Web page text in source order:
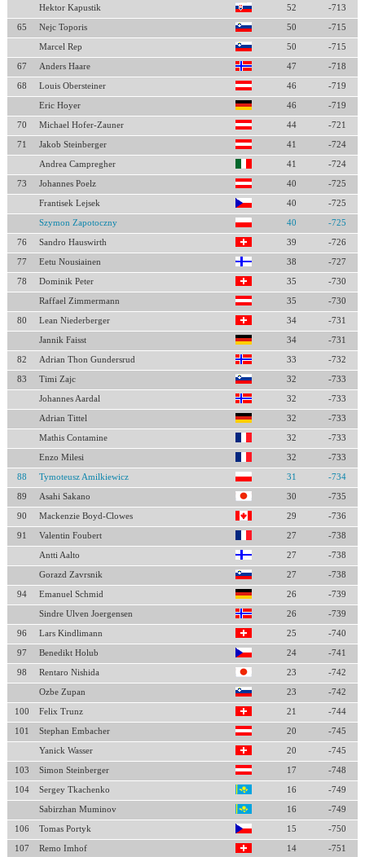
Hektor Kapustik 52 -713
65 Nejc Toporis 50 -715
Marcel Rep 50 -715
67 Anders Haare 47 -718
68 Louis Obersteiner 46 -719
Eric Hoyer 46 -719
70 Michael Hofer-Zauner 44 -721
71 Jakob Steinberger 41 -724
Andrea Campregher 41 -724
73 Johannes Poelz 40 -725
Frantisek Lejsek 40 -725
Szymon Zapotoczny 40 -725
76 Sandro Hauswirth 39 -726
77 Eetu Nousiainen 38 -727
78 Dominik Peter 35 -730
Raffael Zimmermann 35 -730
80 Lean Niederberger 34 -731
Jannik Faisst 34 -731
82 Adrian Thon Gundersrud 33 -732
83 Timi Zajc 32 -733
Johannes Aardal 32 -733
Adrian Tittel 32 -733
Mathis Contamine 32 -733
Enzo Milesi 32 -733
88 Tymoteusz Amilkiewicz 31 -734
89 Asahi Sakano 30 -735
90 Mackenzie Boyd-Clowes 29 -736
91 Valentin Foubert 27 -738
Antti Aalto 27 -738
Gorazd Zavrsnik 27 -738
94 Emanuel Schmid 26 -739
Sindre Ulven Joergensen 26 -739
96 Lars Kindlimann 25 -740
97 Benedikt Holub 24 -741
98 Rentaro Nishida 23 -742
Ozbe Zupan 23 -742
100 Felix Trunz 21 -744
101 Stephan Embacher 20 -745
Yanick Wasser 20 -745
103 Simon Steinberger 17 -748
104 Sergey Tkachenko 16 -749
Sabirzhan Muminov 16 -749
106 Tomas Portyk 15 -750
107 Remo Imhof 14 -751